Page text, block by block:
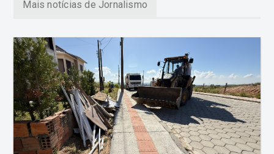
Mais notícias de Jornalismo